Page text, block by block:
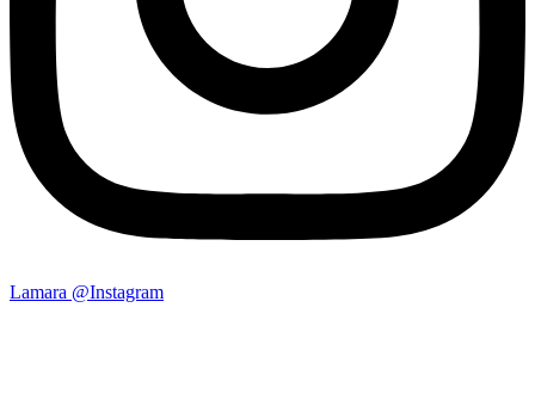
Lamara @Instagram